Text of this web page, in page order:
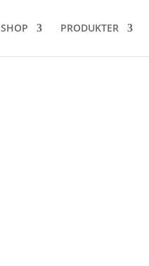
SHOP PRODUKTER